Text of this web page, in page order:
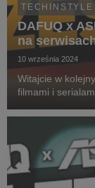
TECHINSTYLE
DAFUQ x
na
10 września 2024
Witajcie w
filmami i